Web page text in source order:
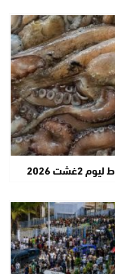
2026